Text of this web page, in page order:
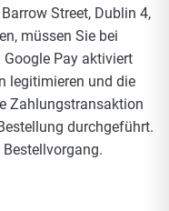
Street, Dublin 4,
müssen Sie bei
Pay aktiviert
legitimieren und die
Zahlungstransaktion
durchgeführt.